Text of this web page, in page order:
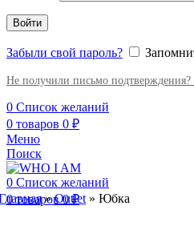
Войти
Забыли свой пароль?
Не получили письмо подтверждения?
0 Список желаний
0 товаров 0 ₽
Меню
Поиск
0 Список желаний
0товаров 0₽
»Outlet » Юбка